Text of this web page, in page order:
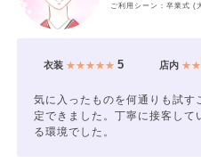
ご利用シーン：卒業式 (
衣装★★★★★ 5 店内
気に入ったものを何通りも試
定できました。丁寧に接客し
る環境でした。